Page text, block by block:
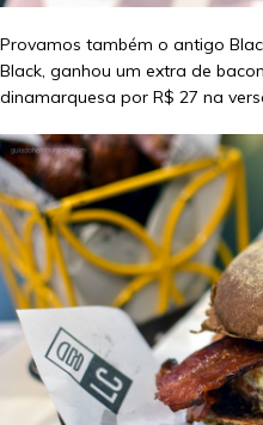
Provamos também o antigo
Black, ganhou um extra de
dinamarquesa por R$ 27 na